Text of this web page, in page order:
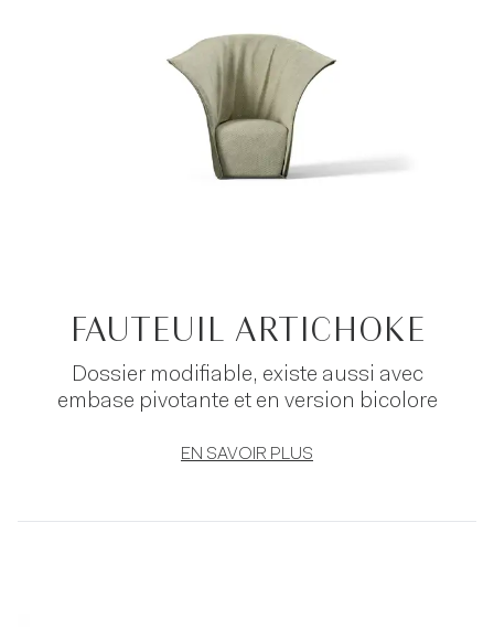
FAUTEUIL ARTICHOKE
Dossier modifiable, existe aussi avec
embase pivotante et en version bicolore
EN SAVOIR PLUS